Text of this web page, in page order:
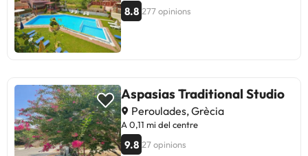
8.8 277 opinions
Aspasias Traditional Studio
Peroulades, Grècia
A 0,11 mi del centre
9.8 27 opinions